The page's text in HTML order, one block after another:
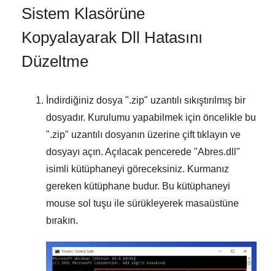
Sistem Klasörüne
Kopyalayarak Dll Hatasını
Düzeltme
İndirdiğiniz dosya ".zip" uzantılı sıkıştırılmış bir
dosyadır. Kurulumu yapabilmek için öncelikle bu
".zip" uzantılı dosyanın üzerine çift tıklayın ve
dosyayı açın. Açılacak pencerede "Abres.dll "
isimli kütüphaneyi göreceksiniz. Kurmanız
gereken kütüphane budur. Bu kütüphaneyi
mouse sol tuşu ile sürükleyerek masaüstüne
bırakın.